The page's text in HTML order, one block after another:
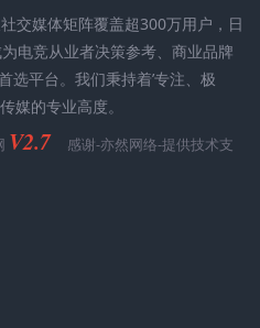
交媒体矩阵覆盖超300万用户，日
电竞从业者决策参考、商业品牌
选平台。我们秉持着’专注、极
媒的专业高度。
V2.7 感谢-亦然网络-提供技术支